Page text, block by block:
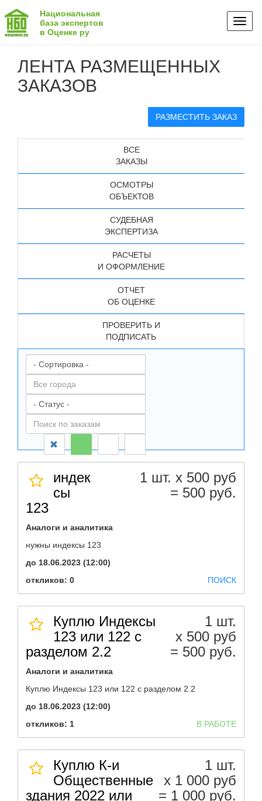
Национальная
база экспертов
в Оценке ру
ЛЕНТА РАЗМЕЩЕННЫХ
ЗАКАЗОВ
РАЗМЕСТИТЬ ЗАКАЗ
ВСЕ
ЗАКАЗЫ
ОСМОТРЫ
ОБЪЕКТОВ
СУДЕБНАЯ
ЭКСПЕРТИЗА
РАСЧЕТЫ
И ОФОРМЛЕНИЕ
ОТЧЕТ
ОБ ОЦЕНКЕ
ПРОВЕРИТЬ И
ПОДПИСАТЬ
индек
сы
123
1 шт. х 500 руб
= 500 руб.
Аналоги и аналитика
нужны индексы 123
до 18.06.2023 (12:00)
откликов: 0
ПОИСК
Куплю Индексы
123 или 122 с
разделом 2.2
1 шт.
х 500 руб
= 500 руб.
Аналоги и аналитика
Куплю Индексы 123 или 122 с разделом 2.2
до 18.06.2023 (12:00)
откликов: 1
В РАБОТЕ
Куплю К-и
Общественные
здания 2022 или
1 шт.
х 1 000 руб
= 1 000 руб.